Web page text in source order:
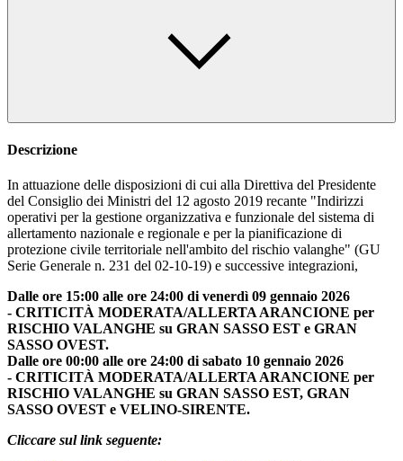
Descrizione
In attuazione delle disposizioni di cui alla Direttiva del Presidente
del Consiglio dei Ministri del 12 agosto 2019 recante "Indirizzi
operativi per la gestione organizzativa e funzionale del sistema di
allertamento nazionale e regionale e per la pianificazione di
protezione civile territoriale nell'ambito del rischio valanghe" (GU
Serie Generale n. 231 del 02-10-19) e successive integrazioni,
Dalle ore 15:00 alle ore 24:00 di venerdì 09 gennaio 2026
- CRITICITÀ MODERATA/ALLERTA ARANCIONE per
RISCHIO VALANGHE su GRAN SASSO EST e GRAN
SASSO OVEST.
Dalle ore 00:00 alle ore 24:00 di sabato 10 gennaio 2026
- CRITICITÀ MODERATA/ALLERTA ARANCIONE per
RISCHIO VALANGHE su GRAN SASSO EST, GRAN
SASSO OVEST e VELINO-SIRENTE.
Cliccare sul link seguente: